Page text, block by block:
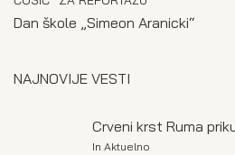
Dan škole „Simeon Aranicki“
NAJNOVIJE VESTI
Crveni krst Ruma
In Aktuelno